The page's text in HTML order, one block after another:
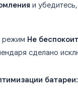
и
режим Не
сделано
батареи: